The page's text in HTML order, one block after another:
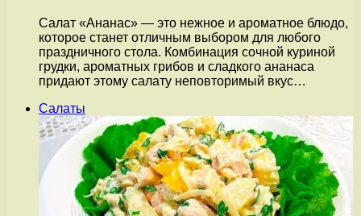
Салат «Ананас» — это нежное и ароматное блюдо,
которое станет отличным выбором для любого
праздничного стола. Комбинация сочной куриной
грудки, ароматных грибов и сладкого ананаса
придают этому салату неповторимый вкус…
Салаты